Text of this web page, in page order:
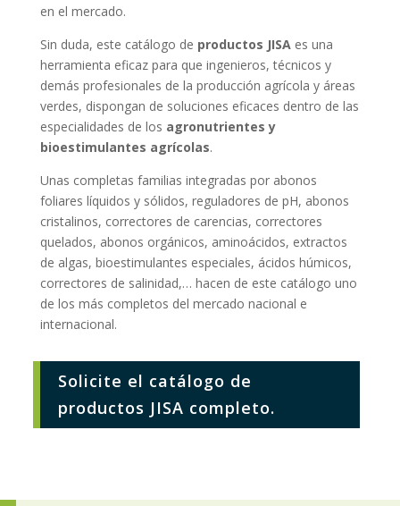
en el mercado.
Sin duda, este catálogo de productos JISAes una
herramienta eficaz para que ingenieros, técnicos y
demás profesionales de la producción agrícola y áreas
verdes, dispongan de soluciones eficaces dentro de las
especialidades de los agronutrientes y
bioestimulantes agrícolas.
Unas completas familias integradas por abonos
foliares líquidos y sólidos, reguladores de pH, abonos
cristalinos, correctores de carencias, correctores
quelados, abonos orgánicos, aminoácidos, extractos
de algas, bioestimulantes especiales, ácidos húmicos,
correctores de salinidad,… hacen de este catálogo uno
de los más completos del mercado nacional e
internacional.
Solicite el catálogo de
productos JISA completo.